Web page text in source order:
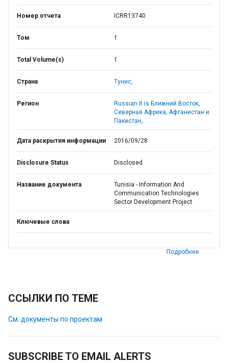
Номер отчета ICRR13740
Том 1
Total Volume(s) 1
Страна Тунис,
Регион
Russian it is Ближний Восток,
Северная Африка, Афганистан и
Пакистан,
Дата раскрытия информации 2016/09/28
Disclosure Status Disclosed
Название документа
Tunisia - Information And
Communication Technologies
Sector Development Project
Ключевые слова
Подробнее
ССЫЛКИ ПО ТЕМЕ
См. документы по проектам
SUBSCRIBE TO EMAIL ALERTS